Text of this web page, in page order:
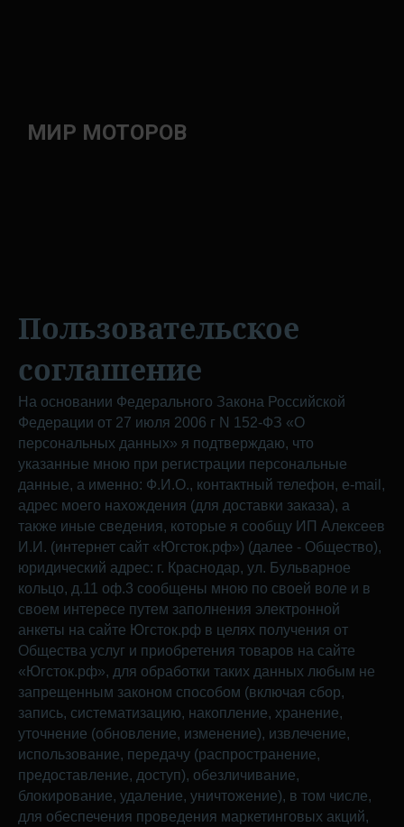
МИР МОТОРОВ
Пользовательское
соглашение
На основании Федерального Закона Российской
Федерации от 27 июля 2006 г N 152-ФЗ «О
персональных данных» я подтверждаю, что
указанные мною при регистрации персональные
данные, а именно: Ф.И.О., контактный телефон, e-mail,
адрес моего нахождения (для доставки заказа), а
также иные сведения, которые я сообщу ИП Алексеев
И.И. (интернет сайт «Югсток.рф») (далее - Общество),
юридический адрес: г. Краснодар, ул. Бульварное
кольцо, д.11 оф.3 сообщены мною по своей воле и в
своем интересе путем заполнения электронной
анкеты на сайте Югсток.рф в целях получения от
Общества услуг и приобретения товаров на сайте
«Югсток.рф», для обработки таких данных любым не
запрещенным законом способом (включая сбор,
запись, систематизацию, накопление, хранение,
уточнение (обновление, изменение), извлечение,
использование, передачу (распространение,
предоставление, доступ), обезличивание,
блокирование, удаление, уничтожение), в том числе,
для обеспечения проведения маркетинговых акций,